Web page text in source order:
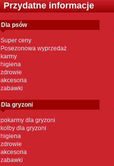
Przydatne informacje
dla psów
Super ceny
Posezonowa wyprzedaż
karmy
higiena
zdrowie
akcesoria
zabawki
dla gryzoni
pokarmy dla gryzoni
kolby dla gryzoni
higiena
zdrowie
akcesoria
zabawki